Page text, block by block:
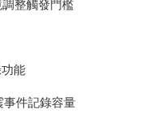
整觸發門檻
能
事件記錄容量